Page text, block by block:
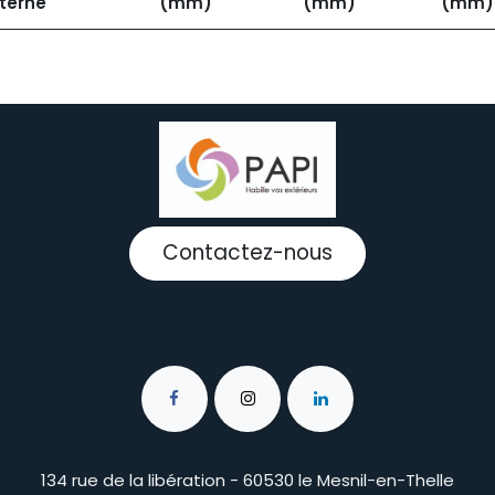
Contactez-nous
134 rue de la libération - 60530 le Mesnil-en-Thelle